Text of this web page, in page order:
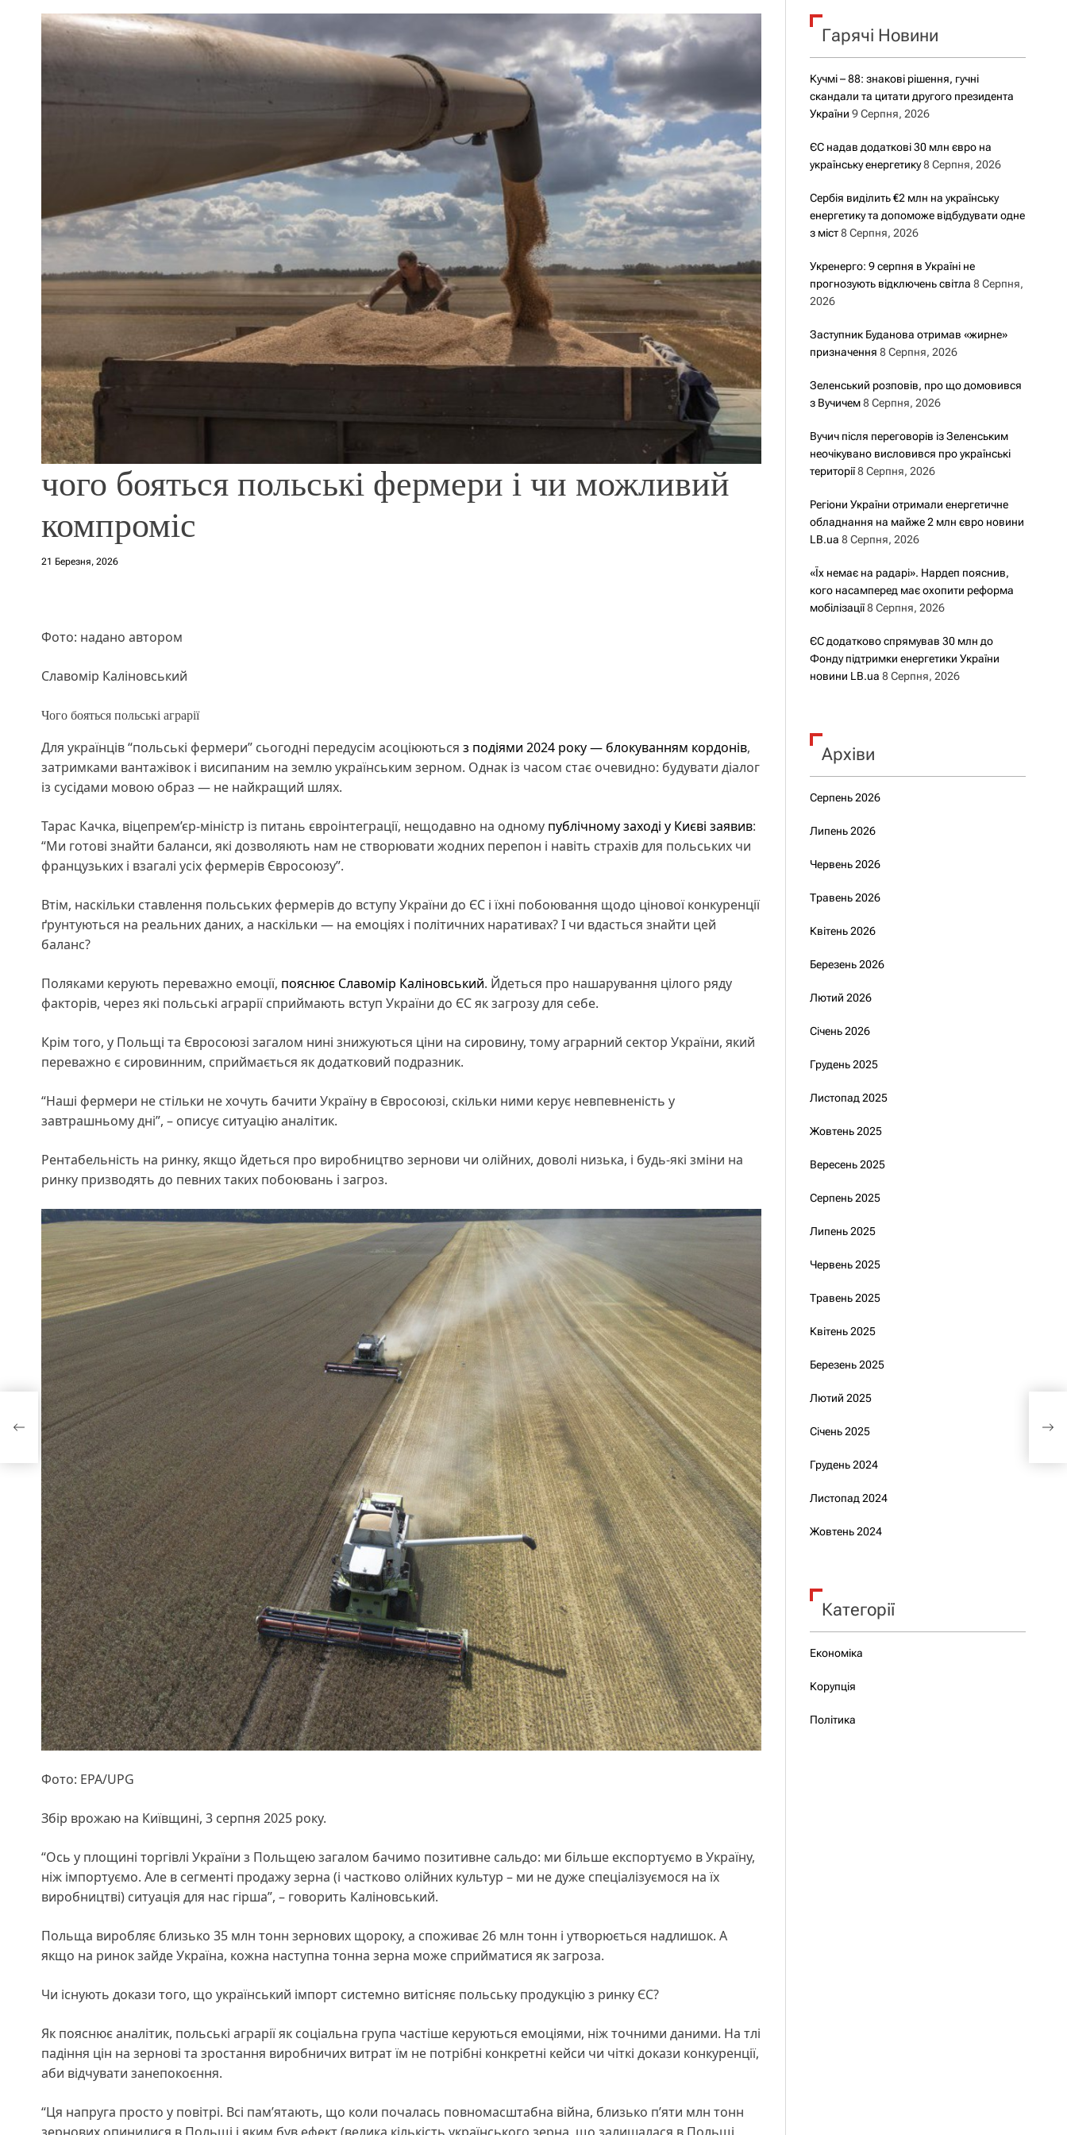
о
г
о
р
м
у
чого бояться польські фермери і чи можливий
компроміс
21 Березня, 2026
Фото: надано автором
Славомір Каліновський
Чого бояться польські аграрії
Для українців “польські фермери” сьогодні передусім асоціюються з подіями 2024 року — блокуванням кордонів,
затримками вантажівок і висипаним на землю українським зерном. Однак із часом стає очевидно: будувати діалог
із сусідами мовою образ — не найкращий шлях.
Тарас Качка, віцепрем’єр-міністр із питань євроінтеграції, нещодавно на одному публічному заході у Києві заявив:
“Ми готові знайти баланси, які дозволяють нам не створювати жодних перепон і навіть страхів для польських чи
французьких і взагалі усіх фермерів Євросоюзу”.
Втім, наскільки ставлення польських фермерів до вступу України до ЄС і їхні побоювання щодо цінової конкуренції
ґрунтуються на реальних даних, а наскільки — на емоціях і політичних наративах? І чи вдасться знайти цей
баланс?
Поляками керують переважно емоції, пояснює Славомір Каліновський. Йдеться про нашарування цілого ряду
факторів, через які польські аграрії сприймають вступ України до ЄС як загрозу для себе.
Крім того, у Польщі та Євросоюзі загалом нині знижуються ціни на сировину, тому аграрний сектор України, який
переважно є сировинним, сприймається як додатковий подразник.
“Наші фермери не стільки не хочуть бачити Україну в Євросоюзі, скільки ними керує невпевненість у
завтрашньому дні”, – описує ситуацію аналітик.
Рентабельність на ринку, якщо йдеться про виробництво зернови чи олійних, доволі низька, і будь-які зміни на
ринку призводять до певних таких побоювань і загроз.
Фото: EPA/UPG
Збір врожаю на Київщині, 3 серпня 2025 року.
“Ось у площині торгівлі України з Польщею загалом бачимо позитивне сальдо: ми більше експортуємо в Україну,
ніж імпортуємо. Але в сегменті продажу зерна (і частково олійних культур – ми не дуже спеціалізуємося на їх
виробництві) ситуація для нас гірша”, – говорить Каліновський.
Польща виробляє близько 35 млн тонн зернових щороку, а споживає 26 млн тонн і утворюється надлишок. А
якщо на ринок зайде Україна, кожна наступна тонна зерна може сприйматися як загроза.
Чи існують докази того, що український імпорт системно витісняє польську продукцію з ринку ЄС?
Як пояснює аналітик, польські аграрії як соціальна група частіше керуються емоціями, ніж точними даними. На тлі
падіння цін на зернові та зростання виробничих витрат їм не потрібні конкретні кейси чи чіткі докази конкуренції,
аби відчувати занепокоєння.
“Ця напруга просто у повітрі. Всі пам’ятають, що коли почалась повномасштабна війна, близько п’яти млн тонн
Гарячі Новини
Кучмі – 88: знакові рішення, гучні
скандали та цитати другого президента
України 9 Серпня, 2026
ЄС надав додаткові 30 млн євро на
українську енергетику 8 Серпня, 2026
Сербія виділить €2 млн на українську
енергетику та допоможе відбудувати одне
з міст 8 Серпня, 2026
Укренерго: 9 серпня в Україні не
прогнозують відключень світла 8 Серпня,
2026
Заступник Буданова отримав «жирне»
призначення 8 Серпня, 2026
Зеленський розповів, про що домовився
з Вучичем 8 Серпня, 2026
Вучич після переговорів із Зеленським
неочікувано висловився про українські
території 8 Серпня, 2026
Регіони України отримали енергетичне
обладнання на майже 2 млн євро новини
LB.ua 8 Серпня, 2026
«Їх немає на радарі». Нардеп пояснив,
кого насамперед має охопити реформа
мобілізації 8 Серпня, 2026
ЄС додатково спрямував 30 млн до
Фонду підтримки енергетики України
новини LB.ua 8 Серпня, 2026
Архіви
Серпень 2026
Липень 2026
Червень 2026
Травень 2026
Квітень 2026
Березень 2026
Лютий 2026
Січень 2026
Грудень 2025
Листопад 2025
Жовтень 2025
Вересень 2025
Серпень 2025
Липень 2025
Червень 2025
Травень 2025
Квітень 2025
Березень 2025
Лютий 2025
Січень 2025
Грудень 2024
Листопад 2024
Жовтень 2024
Категорії
Економіка
Корупція
Політика
і